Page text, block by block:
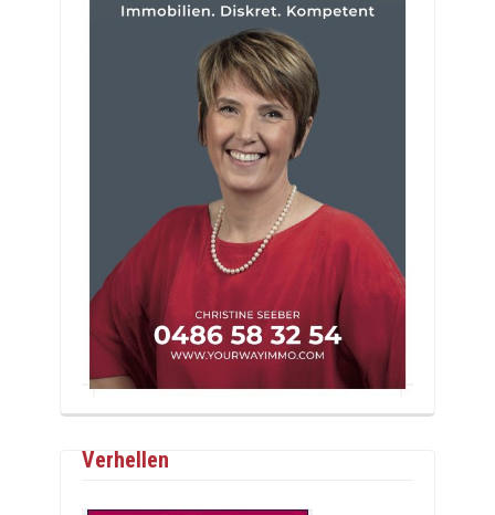
Verhellen